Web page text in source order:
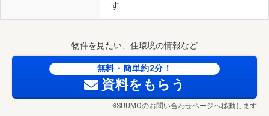
す
物件を見たい、住環境の情報など
無料・簡単約2分！
資料をもらう
※SUUMOのお問い合わせページへ移動します